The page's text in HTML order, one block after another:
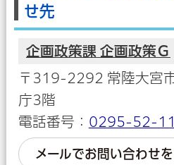
せ先
企画政策課 企画政策Ｇ
〒319-2292 常陸大宮
庁3階
電話番号： 0295-52-
メールでお問い合わせ